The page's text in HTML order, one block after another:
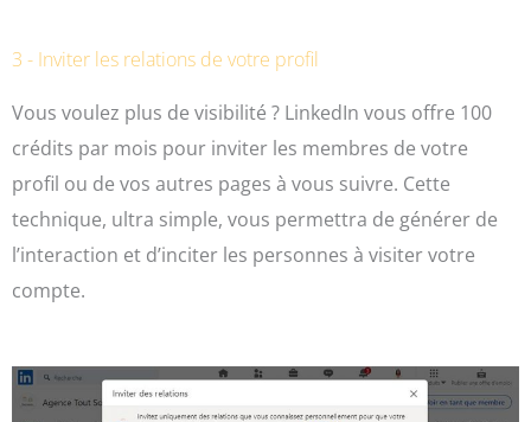
3 - Inviter les relations de votre profil
Vous voulez plus de visibilité ? LinkedIn vous offre 100
crédits par mois pour inviter les membres de votre
profil ou de vos autres pages à vous suivre. Cette
technique, ultra simple, vous permettra de générer de
l’interaction et d’inciter les personnes à visiter votre
compte.